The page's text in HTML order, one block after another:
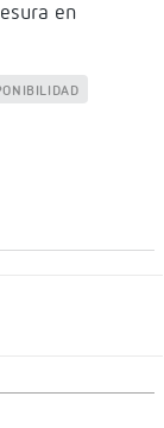
en